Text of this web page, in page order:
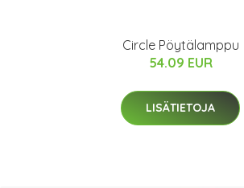
Circle Pöytälamppu
54.09 EUR
LISÄTIETOJA